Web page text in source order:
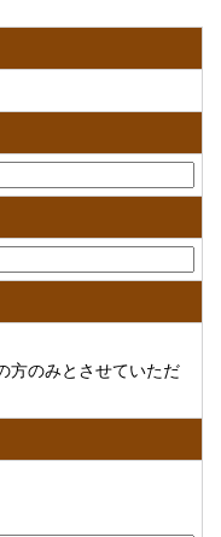
方のみとさせていただ